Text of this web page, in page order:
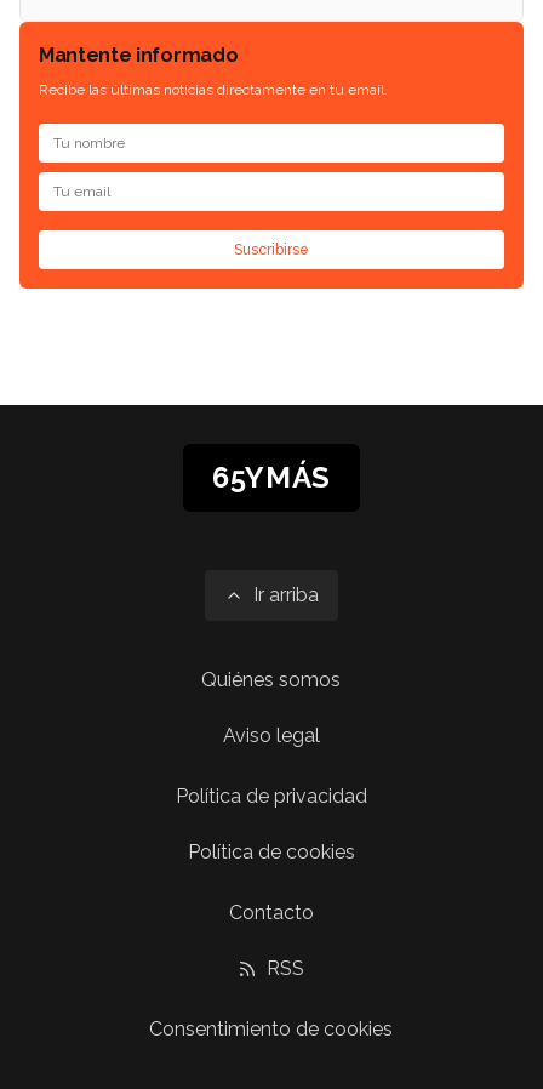
Mantente informado
Recibe las últimas noticias directamente en tu email.
Suscribirse
65YMÁS
Ir arriba
Quiénes somos
Aviso legal
Política de privacidad
Política de cookies
Contacto
RSS
Consentimiento de cookies